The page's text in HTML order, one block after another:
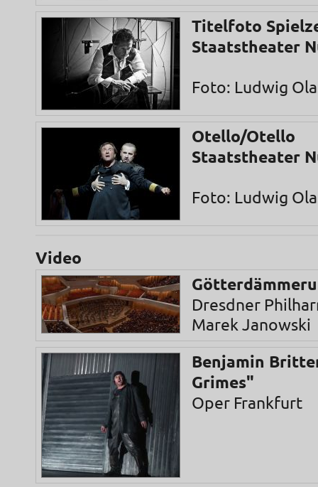
Titelfoto
Staatstheater
Foto: Ludwig
Otello/Otello
Staatstheater
Foto: Ludwig
Video
Dresdner
Marek Janowski
Benjamin
Grimes"
Oper Frankfurt